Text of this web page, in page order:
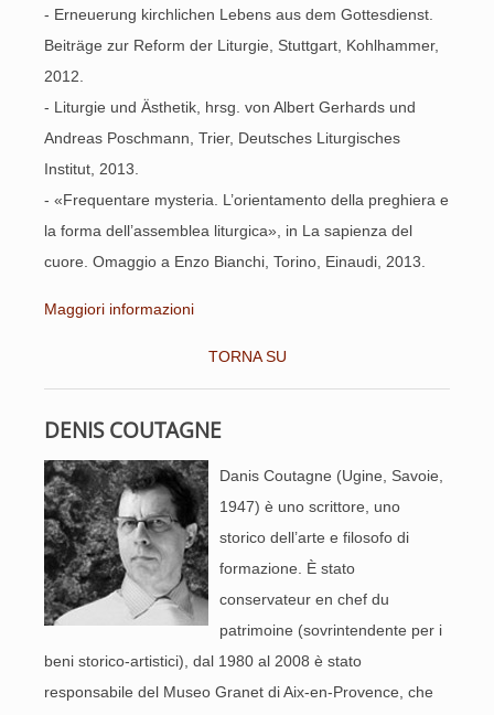
- Erneuerung kirchlichen Lebens aus dem Gottesdienst.
Beiträge zur Reform der Liturgie, Stuttgart, Kohlhammer,
2012.
- Liturgie und Ästhetik, hrsg. von Albert Gerhards und
Andreas Poschmann, Trier, Deutsches Liturgisches
Institut, 2013.
- «Frequentare mysteria. L’orientamento della preghiera e
la forma dell’assemblea liturgica», in La sapienza del
cuore. Omaggio a Enzo Bianchi, Torino, Einaudi, 2013.
Maggiori informazioni
TORNA SU
DENIS COUTAGNE
Danis Coutagne (Ugine, Savoie,
1947) è uno scrittore, uno
storico dell’arte e filosofo di
formazione. È stato
conservateur en chef du
patrimoine (sovrintendente per i
beni storico-artistici), dal 1980 al 2008 è stato
responsabile del Museo Granet di Aix-en-Provence, che